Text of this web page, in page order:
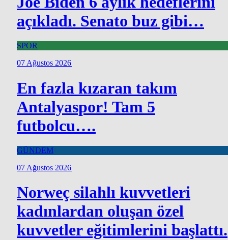
açıkladı. Senato buz gibi…
SPOR
07 Ağustos 2026
En fazla kızaran takım
Antalyaspor! Tam 5
futbolcu….
GÜNDEM
07 Ağustos 2026
Norweç silahlı kuvvetleri
kadınlardan oluşan özel
kuvvetler eğitimlerini başlattı.